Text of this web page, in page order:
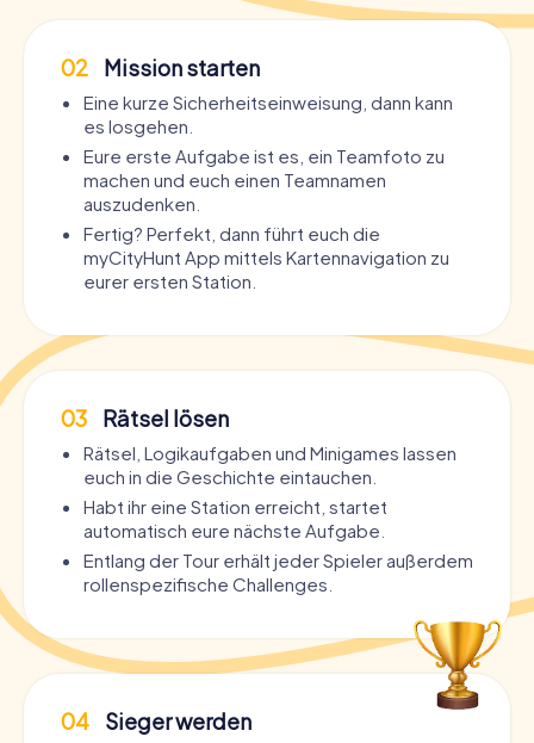
02 Mission starten
Eine kurze Sicherheitseinweisung, dann kann
es losgehen.
Eure erste Aufgabe ist es, ein Teamfoto zu
machen und euch einen Teamnamen
auszudenken.
Fertig? Perfekt, dann führt euch die
myCityHunt App mittels Kartennavigation zu
eurer ersten Station.
03 Rätsel lösen
Rätsel, Logikaufgaben und Minigames lassen
euch in die Geschichte eintauchen.
Habt ihr eine Station erreicht, startet
automatisch eure nächste Aufgabe.
Entlang der Tour erhält jeder Spieler außerdem
rollenspezifische Challenges.
04 Sieger werden